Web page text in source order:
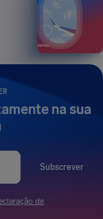
na sua
Subscrever
de